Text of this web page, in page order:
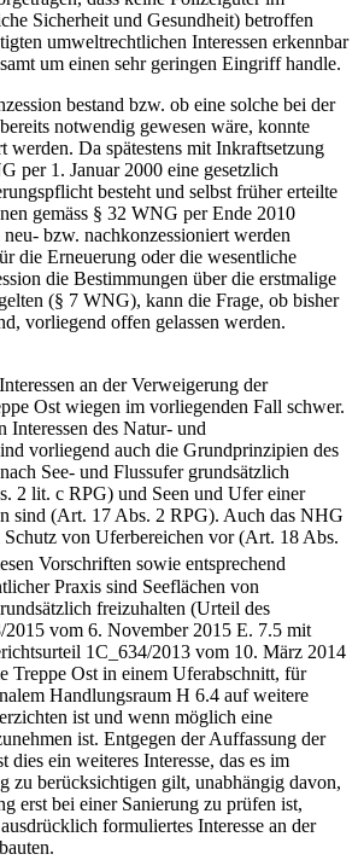
Sicherheit und Gesundheit) betroffen
umweltrechtlichen Interessen erkennbar
um einen sehr geringen Eingriff handle.
bestand bzw. ob eine solche bei der
notwendig gewesen wäre, konnte
werden. Da spätestens mit Inkraftsetzung
per 1. Januar 2000 eine gesetzlich
besteht und selbst früher erteilte
gemäss § 32 WNG per Ende 2010
bzw. nachkonzessioniert werden
die Erneuerung oder die wesentliche
die Bestimmungen über die erstmalige
(§ 7 WNG), kann die Frage, ob bisher
vorliegend offen gelassen werden.
an der Verweigerung der
Ost wiegen im vorliegenden Fall schwer.
Interessen des Natur- und
vorliegend auch die Grundprinzipien des
See- und Flussufer grundsätzlich
2 lit. c RPG) und Seen und Ufer einer
sind (Art. 17 Abs. 2 RPG). Auch das NHG
Schutz von Uferbereichen vor (Art. 18 Abs.
Vorschriften sowie entsprechend
Praxis sind Seeflächen von
freizuhalten (Urteil des
2015 vom 6. November 2015 E. 7.5 mit
1C_634/2013 vom 10. März 2014
Treppe Ost in einem Uferabschnitt, für
Handlungsraum H 6.4 auf weitere
ist und wenn möglich eine
ist. Entgegen der Auffassung der
dies ein weiteres Interesse, das es im
zu berücksichtigen gilt, unabhängig davon,
erst bei einer Sanierung zu prüfen ist,
formuliertes Interesse an der